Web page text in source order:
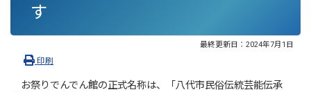
す
最終更新日： 2024年7月1日
印刷
お祭りでんでん館の正式名称は、「八代市民俗伝統芸能伝承